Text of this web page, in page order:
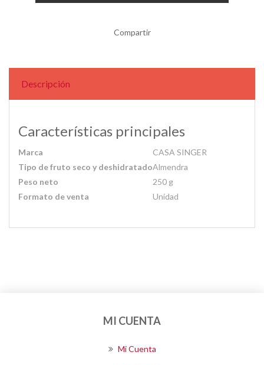
Compartir
Descripción
Características principales
Marca
CASA SINGER
Tipo de fruto seco y deshidratadoAlmendra
Peso neto
250 g
Formato de venta
Unidad
MI CUENTA
Mi Cuenta